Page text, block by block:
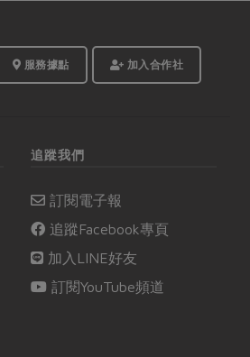
服務據點 加入合作社
追蹤我們
訂閱電子報
追蹤Facebook專頁
加入LINE好友
訂閱YouTube頻道